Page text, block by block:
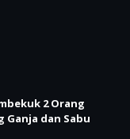
2 Orang
Ganja dan Sabu